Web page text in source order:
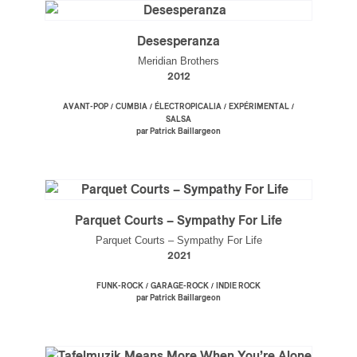
Desesperanza
Meridian Brothers
2012
AVANT-POP / CUMBIA / ÉLECTROPICALIA / EXPÉRIMENTAL /
SALSA
par Patrick Baillargeon
Parquet Courts – Sympathy For Life
Parquet Courts – Sympathy For Life
2021
FUNK-ROCK / GARAGE-ROCK /
INDIE ROCK
par Patrick Baillargeon